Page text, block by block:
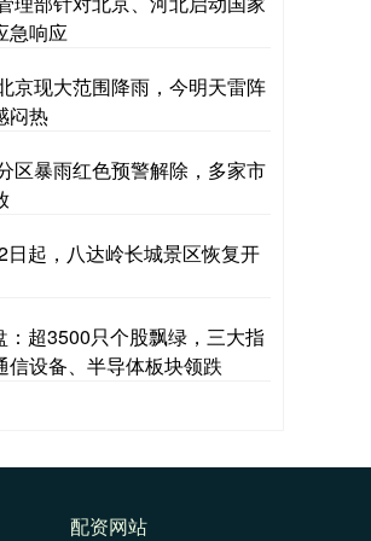
急响应
京现大范围降雨，今明天雷阵
闷热
区暴雨红色预警解除，多家市
日起，八达岭长城景区恢复开
：超3500只个股飘绿，三大指
信设备、半导体板块领跌
配资网站